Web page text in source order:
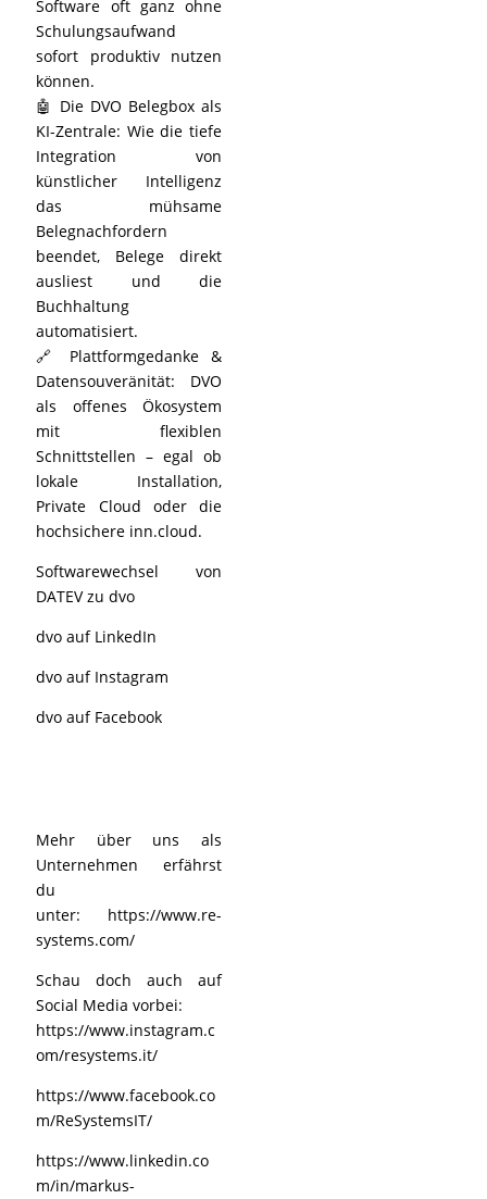
Software oft ganz ohne
Schulungsaufwand
sofort produktiv nutzen
können.
🤖 Die DVO Belegbox als
KI-Zentrale: Wie die tiefe
Integration von
künstlicher Intelligenz
das mühsame
Belegnachfordern
beendet, Belege direkt
ausliest und die
Buchhaltung
automatisiert.
🔗 Plattformgedanke &
Datensouveränität: DVO
als offenes Ökosystem
mit flexiblen
Schnittstellen – egal ob
lokale Installation,
Private Cloud oder die
hochsichere inn.cloud.
Softwarewechsel von
DATEV zu dvo
dvo auf LinkedIn
dvo auf Instagram
dvo auf Facebook
Mehr über uns als
Unternehmen erfährst
du
unter: https://www.re-
systems.com/
Schau doch auch auf
Social Media vorbei:
https://www.instagram.c
om/resystems.it/
https://www.facebook.co
m/ReSystemsIT/
https://www.linkedin.co
m/in/markus-